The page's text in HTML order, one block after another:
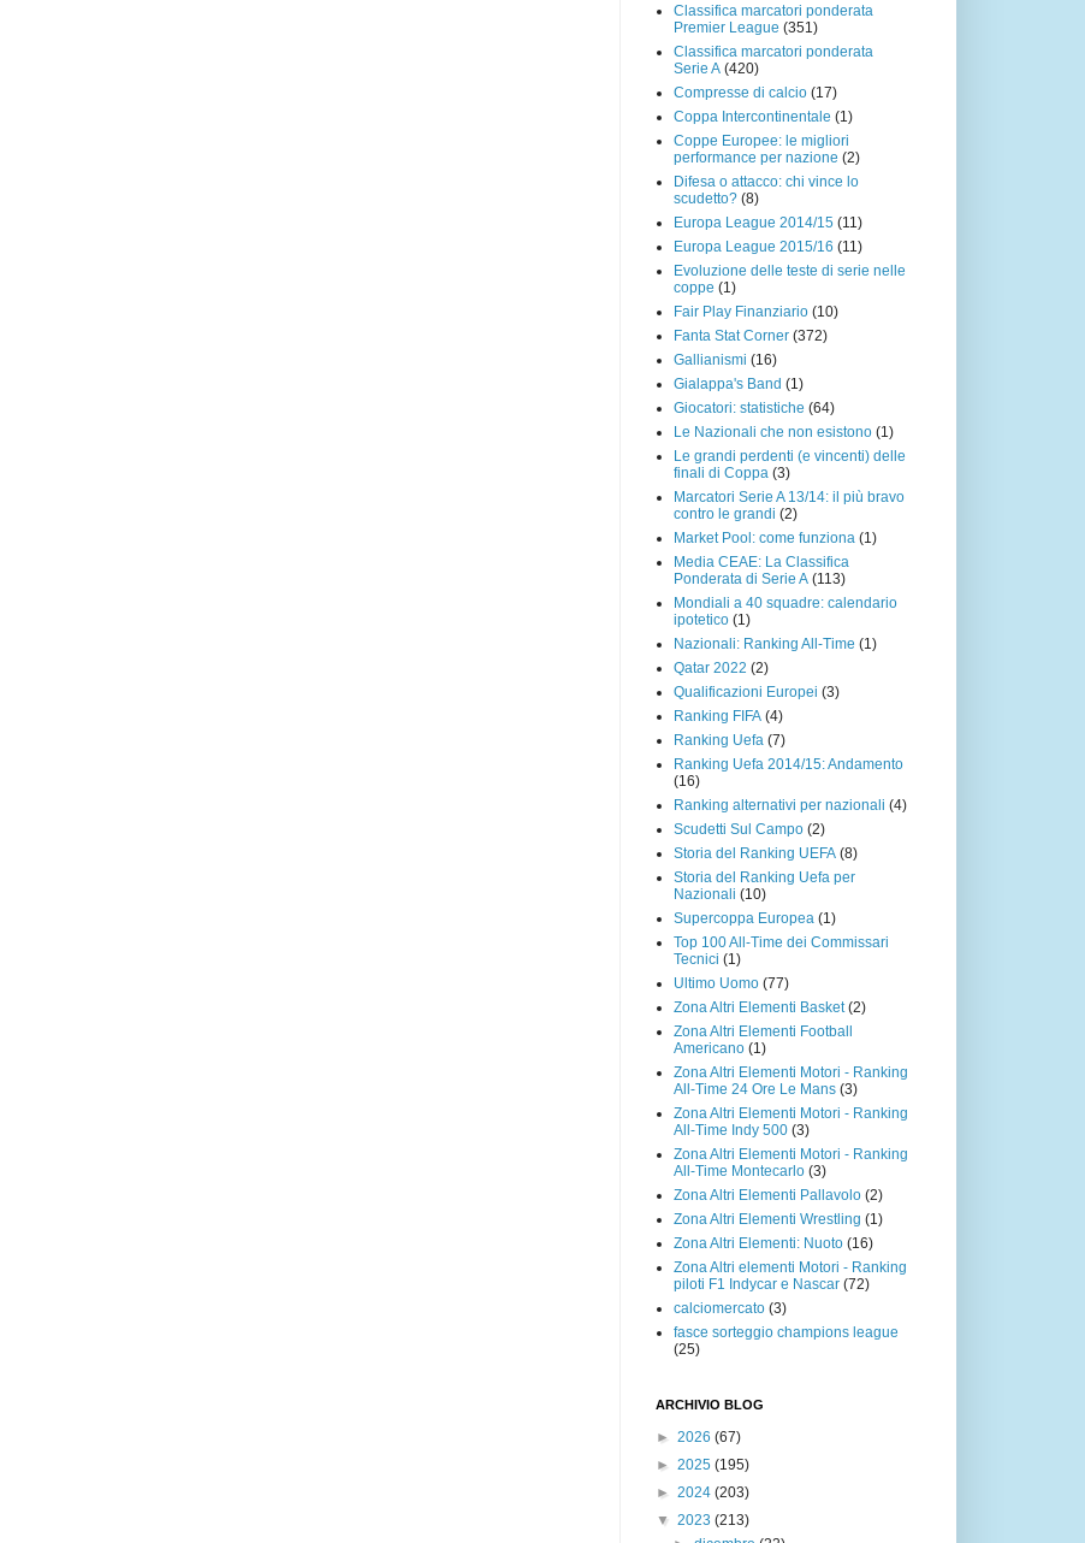
Classifica marcatori ponderata
Premier League (351)
Classifica marcatori ponderata
Serie A (420)
Compresse di calcio (17)
Coppa Intercontinentale (1)
Coppe Europee: le migliori
performance per nazione (2)
Difesa o attacco: chi vince lo
scudetto? (8)
Europa League 2014/15 (11)
Europa League 2015/16 (11)
Evoluzione delle teste di serie nelle
coppe (1)
Fair Play Finanziario (10)
Fanta Stat Corner (372)
Gallianismi (16)
Gialappa's Band (1)
Giocatori: statistiche (64)
Le Nazionali che non esistono (1)
Le grandi perdenti (e vincenti) delle
finali di Coppa (3)
Marcatori Serie A 13/14: il più bravo
contro le grandi (2)
Market Pool: come funziona (1)
Media CEAE: La Classifica
Ponderata di Serie A (113)
Mondiali a 40 squadre: calendario
ipotetico (1)
Nazionali: Ranking All-Time (1)
Qatar 2022 (2)
Qualificazioni Europei (3)
Ranking FIFA (4)
Ranking Uefa (7)
Ranking Uefa 2014/15: Andamento
(16)
Ranking alternativi per nazionali (4)
Scudetti Sul Campo (2)
Storia del Ranking UEFA (8)
Storia del Ranking Uefa per
Nazionali (10)
Supercoppa Europea (1)
Top 100 All-Time dei Commissari
Tecnici (1)
Ultimo Uomo (77)
Zona Altri Elementi Basket (2)
Zona Altri Elementi Football
Americano (1)
Zona Altri Elementi Motori - Ranking
All-Time 24 Ore Le Mans (3)
Zona Altri Elementi Motori - Ranking
All-Time Indy 500 (3)
Zona Altri Elementi Motori - Ranking
All-Time Montecarlo (3)
Zona Altri Elementi Pallavolo (2)
Zona Altri Elementi Wrestling (1)
Zona Altri Elementi: Nuoto (16)
Zona Altri elementi Motori - Ranking
piloti F1 Indycar e Nascar (72)
calciomercato (3)
fasce sorteggio champions league
(25)
ARCHIVIO BLOG
► 2026 (67)
► 2025 (195)
► 2024 (203)
▼ 2023 (213)